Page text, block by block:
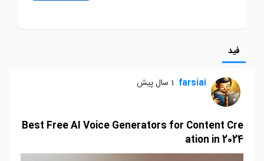
فید
farsiai 1 سال پیش
Best Free AI Voice Generators for Content Cre
ation in 2024